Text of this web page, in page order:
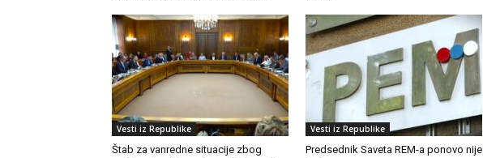
Vesti iz Republike
Štab za vanredne situacije zbog
Vesti iz Republike
Predsednik Saveta REM-a ponovo nije